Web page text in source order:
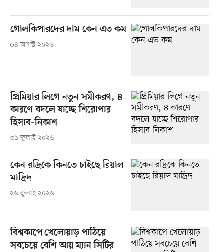
গোলকিপারদের দাম কেন এত কম
০৪ আগস্ট ২০২৬
প্রিমিয়ার লিগে নতুন সমীকরণ, ৪
কারণে বদলে যাচ্ছে শিরোপার
হিসাব-নিকাশ
৩১ জুলাই ২০২৬
কেন রদ্রিকে কিনতে চাইছে রিয়াল
মাদ্রিদ
২৬ জুলাই ২০২৬
বিশ্বকাপে খেলোয়াড় পাঠিয়ে
সবচেয়ে বেশি আয় ম্যান সিটির